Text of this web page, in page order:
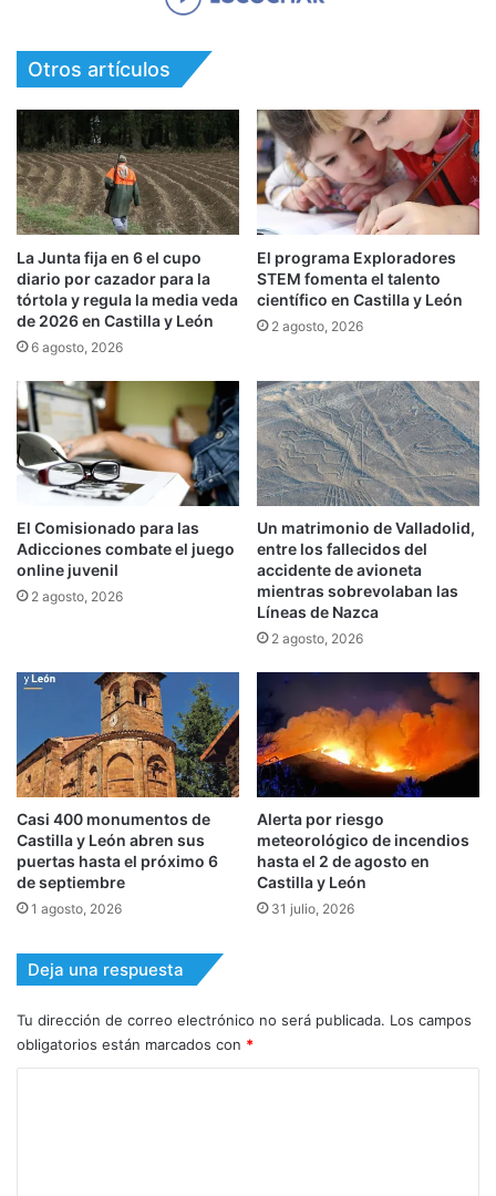
Otros artículos
La Junta fija en 6 el cupo
diario por cazador para la
tórtola y regula la media veda
de 2026 en Castilla y León
6 agosto, 2026
El programa Exploradores
STEM fomenta el talento
científico en Castilla y León
2 agosto, 2026
El Comisionado para las
Adicciones combate el juego
online juvenil
2 agosto, 2026
Un matrimonio de Valladolid,
entre los fallecidos del
accidente de avioneta
mientras sobrevolaban las
Líneas de Nazca
2 agosto, 2026
Casi 400 monumentos de
Castilla y León abren sus
puertas hasta el próximo 6
de septiembre
1 agosto, 2026
Alerta por riesgo
meteorológico de incendios
hasta el 2 de agosto en
Castilla y León
31 julio, 2026
Deja una respuesta
Tu dirección de correo electrónico no será publicada. Los campos
obligatorios están marcados con *